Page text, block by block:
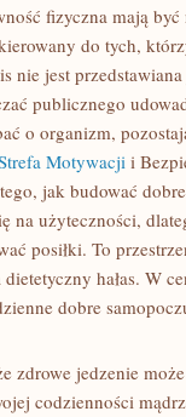
fizyczna mają
do tych,
nie jest
publicznego
o organizm,
Motywacji i
jak budować
na użyteczności,
posiłki. To
hałas. W
dobre
zdrowe jedzenie
codzienności